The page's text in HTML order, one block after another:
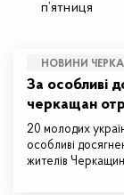
п’ятниця
НОВИНИ
За особливі
черкащан
20 молодих
особливі
жителів